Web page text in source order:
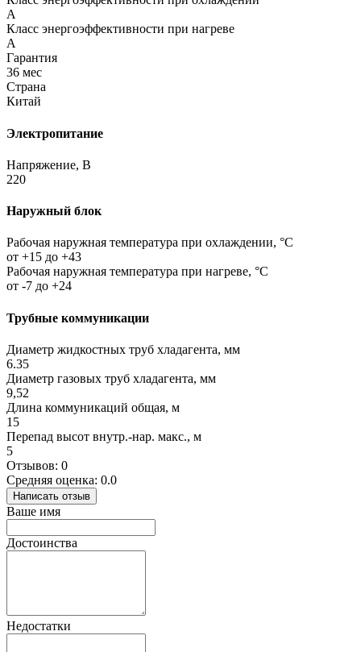
A
Класс энергоэффективности при нагреве
A
Гарантия
36 мес
Страна
Китай
Электропитание
Напряжение, В
220
Наружный блок
Рабочая наружная температура при охлаждении, °C
от +15 до +43
Рабочая наружная температура при нагреве, °C
от -7 до +24
Трубные коммуникации
Диаметр жидкостных труб хладагента, мм
6.35
Диаметр газовых труб хладагента, мм
9,52
Длина коммуникаций общая, м
15
Перепад высот внутр.-нар. макс., м
5
Отзывов: 0
Средняя оценка: 0.0
Написать отзыв
Ваше имя
Достоинства
Недостатки